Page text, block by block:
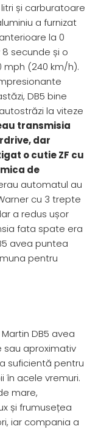
litri și carburatoare
a furnizat
la 0
secunde și o
mph (240 km/h).
DB5 bine
la viteze
transmisia
dar
o cutie ZF cu
de
automatul au
cu 3 trepte
a redus ușor
fata spate era
avea puntea
pentru
DB5 avea
sau aproximativ
suficientă pentru
în acele vremuri.
mare,
și frumusețea
iar compania a